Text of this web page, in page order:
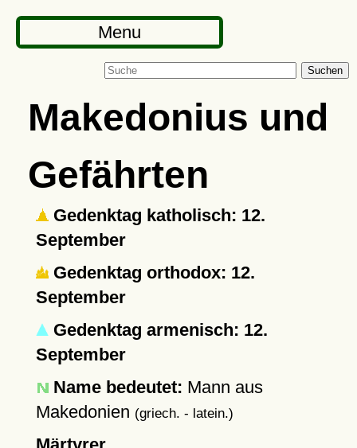
Menu
Suchen
Makedonius und
Gefährten
Gedenktag katholisch: 12.
September
Gedenktag orthodox: 12.
September
Gedenktag armenisch: 12.
September
Name bedeutet: Mann aus
Makedonien (griech. - latein.)